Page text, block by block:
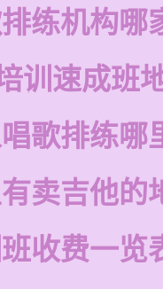
练机构哪
训速成班
歌排练哪
卖吉他的
收费一览